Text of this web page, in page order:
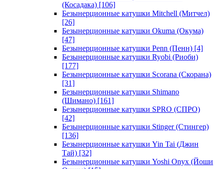
(Косадака) [106]
Безынерционные катушки Mitchell (Митчел)
[26]
Безынерционные катушки Okuma (Окума)
[47]
Безынерционные катушки Penn (Пенн) [4]
Безынерционные катушки Ryobi (Риоби)
[177]
Безынерционные катушки Scorana (Скорана)
[31]
Безынерционные катушки Shimano
(Шимано) [161]
Безынерционные катушки SPRO (СПРО)
[42]
Безынерционные катушки Stinger (Стингер)
[136]
Безынерционные катушки Yin Tai (Джин
Тай) [32]
Безынерционные катушки Yoshi Onyx (Йоши